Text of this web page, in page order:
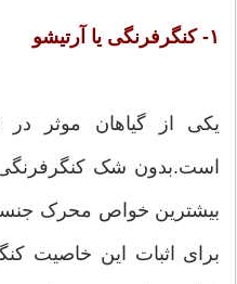
۱- کنگرفرنگی یا آرتیشو
یکی از گیاهان موثر
است.بدون شک
بیشترین خواص محرک
برای اثبات این خاصیت